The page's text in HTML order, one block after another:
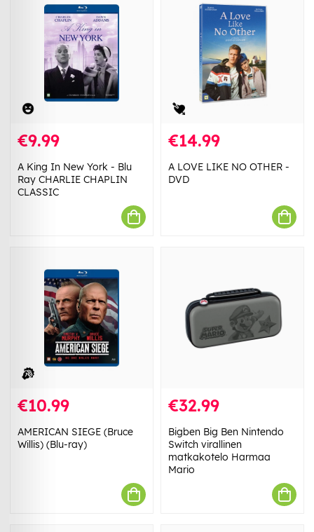
€9.99
A King In New York - Blu
Ray CHARLIE CHAPLIN
CLASSIC
€14.99
A LOVE LIKE NO OTHER -
DVD
€10.99
AMERICAN SIEGE (Bruce
Willis) (Blu-ray)
€32.99
Bigben Big Ben Nintendo
Switch virallinen
matkakotelo Harmaa
Mario